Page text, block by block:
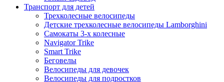
Транспорт для детей
Трехколесные велосипеды
Детские трехколесные велосипеды Lamborghini
Самокаты 3-х колесные
Navigator Trike
Smart Trike
Беговелы
Велосипеды для девочек
Велосипеды для подростков